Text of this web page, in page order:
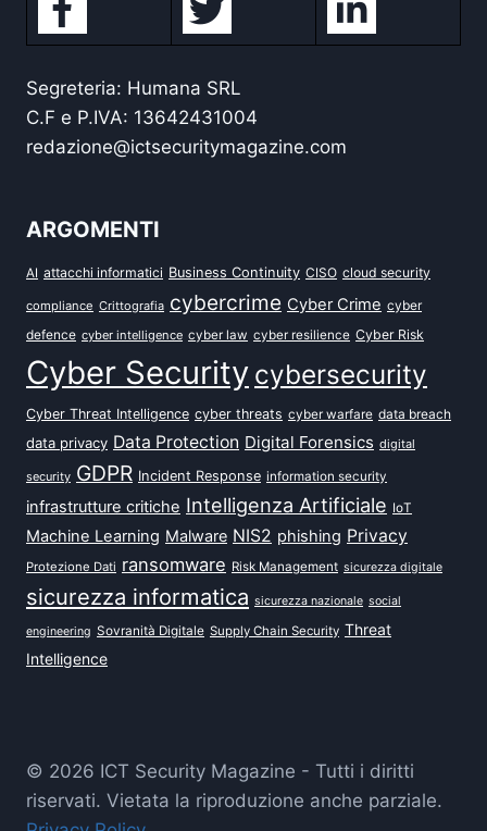
Segreteria: Humana SRL
C.F e P.IVA: 13642431004
redazione@ictsecuritymagazine.com
ARGOMENTI
AI attacchi informatici Business Continuity CISO cloud security
compliance Crittografia cybercrime Cyber Crime cyber
defence cyber intelligence cyber law cyber resilience Cyber Risk
Cyber Security cybersecurity
Cyber Threat Intelligence cyber threats cyber warfare data breach
data privacy Data Protection Digital Forensics digital
security GDPR Incident Response information security
infrastrutture critiche Intelligenza Artificiale IoT
Machine Learning Malware NIS2 phishing Privacy
Protezione Dati ransomware Risk Management sicurezza digitale
sicurezza informatica sicurezza nazionale social
engineering Sovranità Digitale Supply Chain Security Threat
Intelligence
© 2026 ICT Security Magazine - Tutti i diritti
riservati. Vietata la riproduzione anche parziale.